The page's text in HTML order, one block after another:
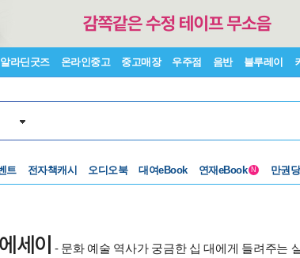
알라딘굿즈 온라인중고 중고매장 우주점 음반 블루레이
트 전자책캐시 오디오북 대여eBook 연재eBook N 만권
세이 - 문화 예술 역사가 궁금한 십 대에게 들려주는